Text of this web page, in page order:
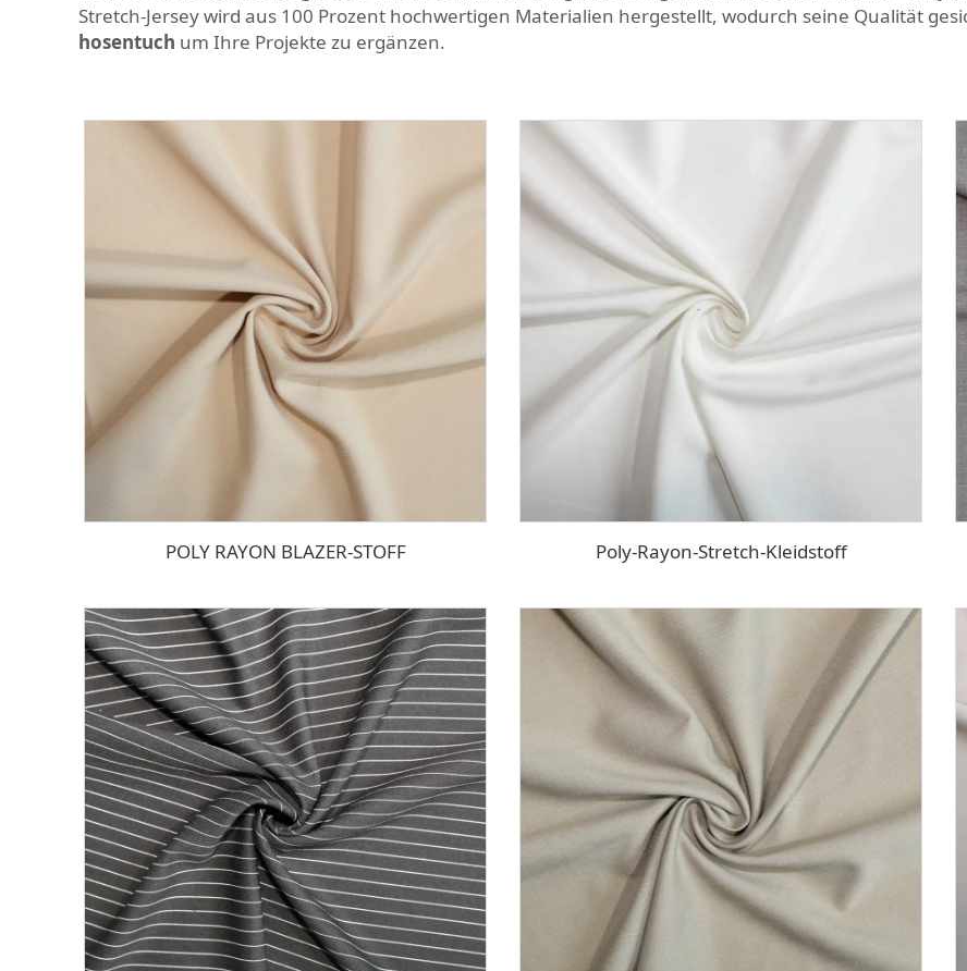
Stretch-Jersey wird aus 100 Prozent hochwertigen Materialien hergestellt, wodurch seine Qualität
hosentuch um Ihre Projekte zu ergänzen.
POLY RAYON BLAZER-STOFF Poly-Rayon-Stretch-Kleidstoff